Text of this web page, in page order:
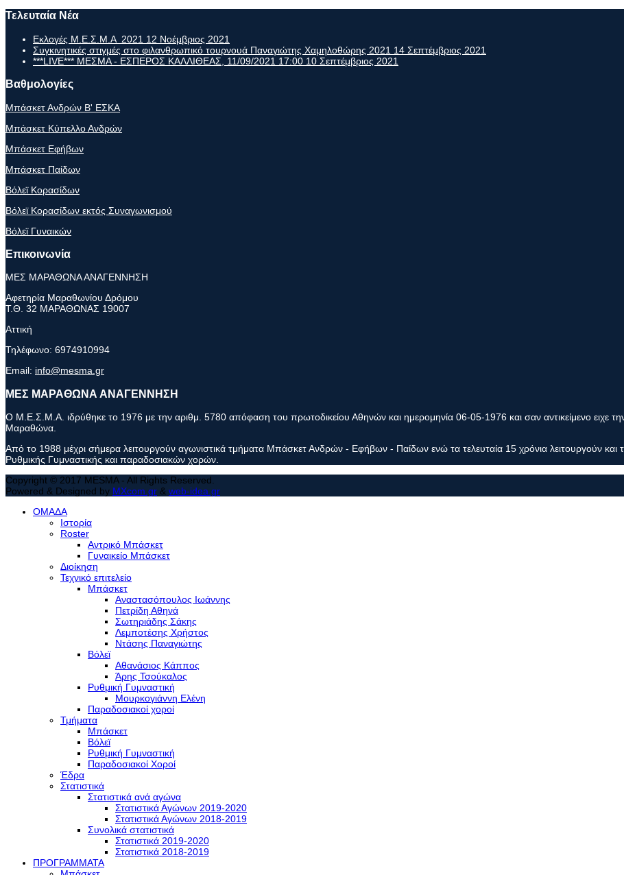
Τελευταία Νέα
Εκλογές Μ.Ε.Σ.Μ.Α 2021 12 Νοέμβριος 2021
Συγκινητικές στιγμές στο φιλανθρωπικό τουρνουά Παναγιώτης Χαμηλοθώρης 2021 14 Σεπτέμβριος 2021
***LIVE*** ΜΕΣΜΑ - ΕΣΠΕΡΟΣ ΚΑΛΛΙΘΕΑΣ, 11/09/2021 17:00 10 Σεπτέμβριος 2021
Βαθμολογίες
Μπάσκετ Ανδρών Β' ΕΣΚΑ
Μπάσκετ Κύπελλο Ανδρών
Μπάσκετ Εφήβων
Μπάσκετ Παίδων
Βόλεϊ Κορασίδων
Βόλεϊ Κορασίδων εκτός Συναγωνισμού
Βόλεϊ Γυναικών
Επικοινωνία
ΜΕΣ ΜΑΡΑΘΩΝΑ ΑΝΑΓΕΝΝΗΣΗ
Αφετηρία Μαραθωνίου Δρόμου
Τ.Θ. 32 ΜΑΡΑΘΩΝΑΣ 19007
Αττική
Τηλέφωνο: 6974910994
Email: info@mesma.gr
ΜΕΣ ΜΑΡΑΘΩΝΑ ΑΝΑΓΕΝΝΗΣΗ
Ο Μ.Ε.Σ.Μ.Α. ιδρύθηκε το 1976 με την αριθμ. 5780 απόφαση του πρωτοδικείου Αθηνών και ημερομηνία 06-05-1976 και σαν αντικείμενο ειχε
Μαραθώνα.
Από το 1988 μέχρι σήμερα λειτουργούν αγωνιστικά τμήματα Μπάσκετ Ανδρών - Εφήβων - Παίδων ενώ τα τελευταία 15 χρόνια λειτουργούν
Ρυθμικής Γυμναστικής και παραδοσιακών χορών.
Copyright © 2017 MESMA - All Rights Reserved.
Powered & Designed by MXcom.gr & web-idea.gr
ΟΜΑΔΑ
Ιστορία
Roster
Αντρικό Μπάσκετ
Γυναικείο Μπάσκετ
Διοίκηση
Τεχνικό επιτελείο
Μπάσκετ
Αναστασόπουλος Ιωάννης
Πετρίδη Αθηνά
Σωτηριάδης Σάκης
Λεμποτέσης Χρήστος
Ντάσης Παναγιώτης
Βόλεϊ
Αθανάσιος Κάππος
Άρης Τσούκαλος
Ρυθμική Γυμναστική
Μουρκογιάννη Ελένη
Παραδοσιακοί χοροί
Τμήματα
Μπάσκετ
Βόλεϊ
Ρυθμική Γυμναστική
Παραδοσιακοί Χοροί
Έδρα
Στατιστικά
Στατιστικά ανά αγώνα
Στατιστικά Αγώνων 2019-2020
Στατιστικά Αγώνων 2018-2019
Συνολικά στατιστικά
Στατιστικά 2019-2020
Στατιστικά 2018-2019
ΠΡΟΓΡΑΜΜΑΤΑ